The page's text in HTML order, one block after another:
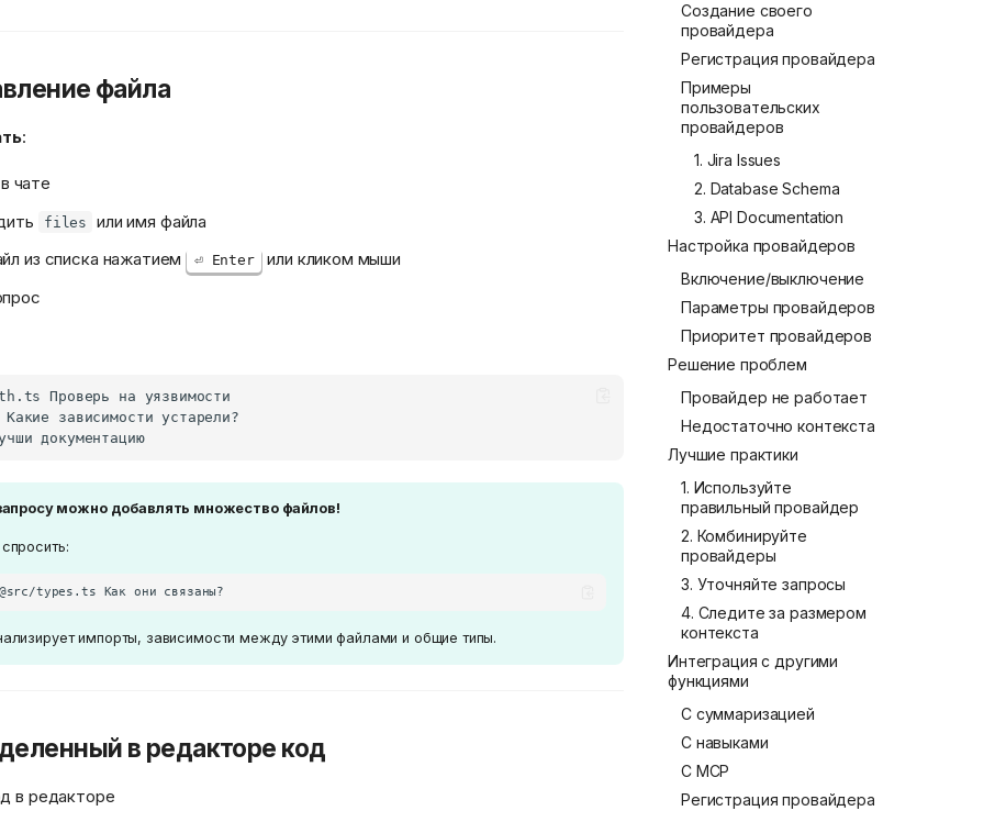
Создание своего
провайдера
Регистрация провайдера
Примеры
пользовательских
провайдеров
1. Jira Issues
2. Database Schema
3. API Documentation
Настройка провайдеров
Включение/выключение
Параметры провайдеров
Приоритет провайдеров
Решение проблем
Провайдер не работает
Недостаточно контекста
Лучшие практики
1. Используйте
правильный провайдер
2. Комбинируйте
провайдеры
3. Уточняйте запросы
4. Следите за размером
контекста
Интеграция с другими
функциями
С суммаризацией
С навыками
С MCP
Регистрация провайдера
файла
:
в чате
files
или имя файла
из списка нажатием ⏎ Enter
или кликом мыши
@README.md Улучши документацию
можно добавлять множество файлов!
импорты, зависимости между этими файлами и общие типы.
в редакторе код
в редакторе